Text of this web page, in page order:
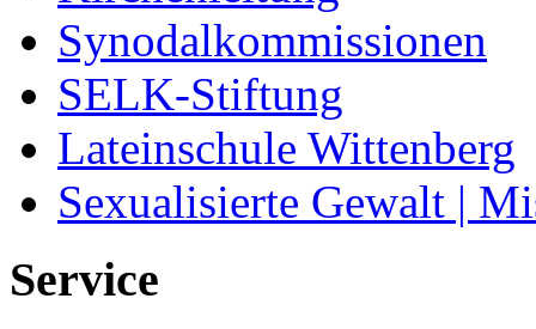
Synodalkommissionen
SELK-Stiftung
Lateinschule Wittenberg
Sexualisierte Gewalt |
Service